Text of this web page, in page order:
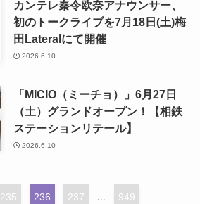
カンテレ秦令欧奈アナウンサー、
初のトークライブを7月18日(土)梅
田Lateralにて開催
2026.6.10
「MICIO（ミーチョ）」6月27日
（土）グランドオープン！【相鉄
ステーションリテール】
2026.6.10
235 236 237 949